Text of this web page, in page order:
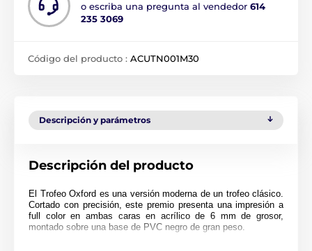
o escriba una pregunta al vendedor 614
235 3069
Código del producto : ACUTN001M30
Descripción y parámetros
Descripción del producto
El Trofeo Oxford es una versión moderna de un trofeo clásico.
Cortado con precisión, este premio presenta una impresión a
full color en ambas caras en acrílico de 6 mm de grosor,
montado sobre una base de PVC negro de gran peso.